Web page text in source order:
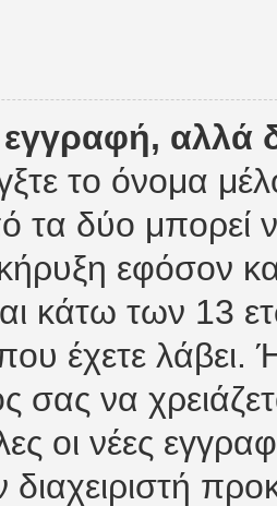
το όνομα
τα δύο μπορεί
εφόσον
κάτω των 13
έχετε λάβει.
σας να
οι νέες
διαχειριστή